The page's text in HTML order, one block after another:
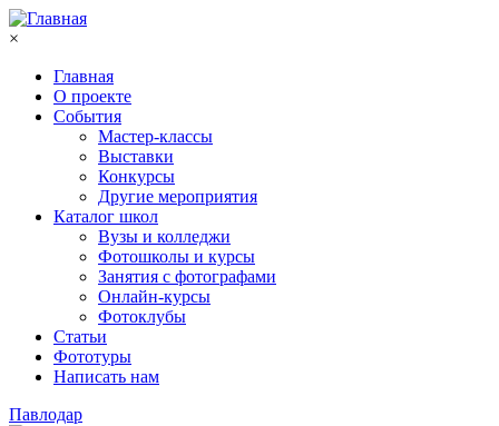
Перейти к основному содержанию
×
Главная
О проекте
События
Мастер-классы
Выставки
Конкурсы
Другие мероприятия
Каталог школ
Вузы и колледжи
Фотошколы и курсы
Занятия с фотографами
Онлайн-курсы
Фотоклубы
Статьи
Фототуры
Написать нам
Павлодар